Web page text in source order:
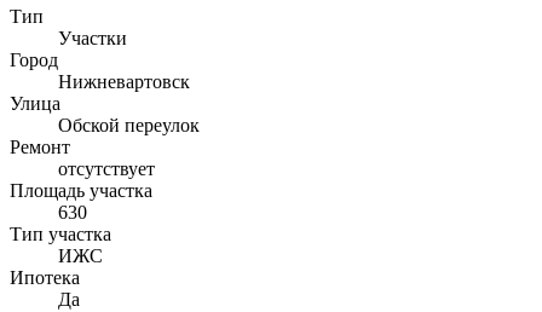
Тип
Участки
Город
Нижневартовск
Улица
Обской переулок
Ремонт
отсутствует
Площадь участка
630
Тип участка
ИЖC
Ипотека
Да